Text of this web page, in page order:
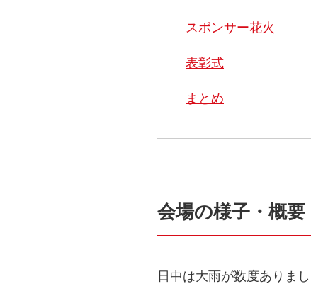
スポンサー花火
表彰式
まとめ
会場の様子・概要
日中は大雨が数度ありま